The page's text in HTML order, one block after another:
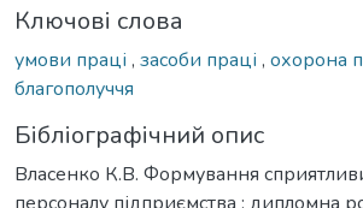
Ключові слова
умови праці , засоби праці , охорона
благополуччя
Бібліографічний опис
Власенко К.В. Формування